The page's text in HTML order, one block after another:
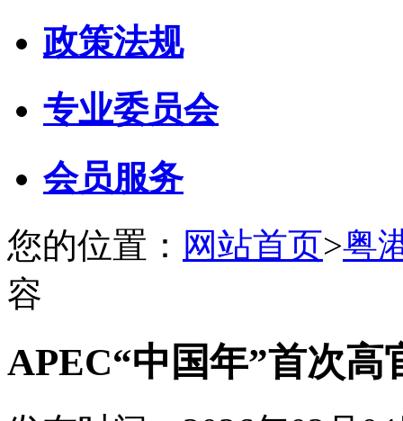
政策法规
专业委员会
会员服务
您的位置： 网站首页>粤
容
APEC“中国年”首次高